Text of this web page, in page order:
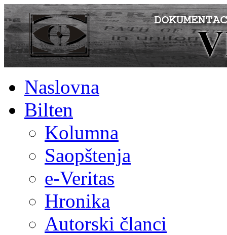
Naslovna
Bilten
Kolumna
Saopštenja
e-Veritas
Hronika
Autorski članci